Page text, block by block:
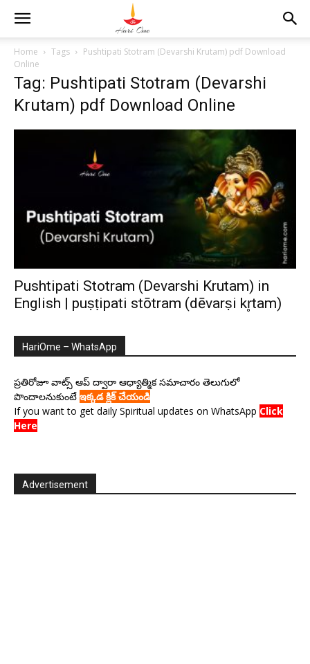
Home Tags
Pushtipati Stotram (Devarshi Krutam) pdf Download
Online
Tag: Pushtipati Stotram (Devarshi
Krutam) pdf Download Online
Pushtipati Stotram (Devarshi Krutam) in
English | puṣṭipati stōtram (dēvarṣi kr̥tam)
HariOme – WhatsApp
ప్రతిరోజూ వాట్స్ ఆప్ ద్వారా ఆధ్యాత్మిక సమాచారం తెలుగులో
పొందాలనుకుంటే ఇక్కడ క్లిక్ చేయండి
If you want to get daily Spiritual updates on WhatsApp Click
Here
Advertisement